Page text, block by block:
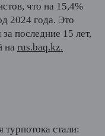
что на 15,4%
2024 года. Это
последние 15 лет,
на rus.baq.kz.
стали: